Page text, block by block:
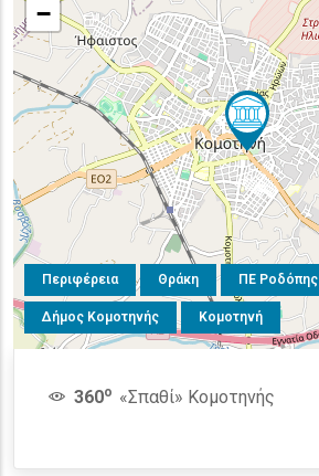
Περιφέρεια Θράκη ΠΕ Ροδόπης
Δήμος Κομοτηνής Κομοτηνή
−
360o «Σπαθί» Κομοτηνής